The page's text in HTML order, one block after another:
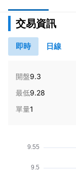
交易資訊
即時 日線
開盤9.3
最低9.28
單量1